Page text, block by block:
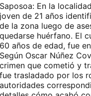
Saposoa: En la
joven de 21 años
de la zona luego de
quedarse huérfano. El
60 años de edad, fue
Según Oscar Núñez
crimen que cometió y
fue trasladado por los
autoridades